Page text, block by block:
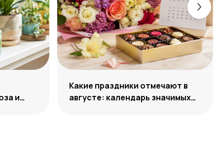
и
Какие праздники отмечают в
августе: календарь значимых